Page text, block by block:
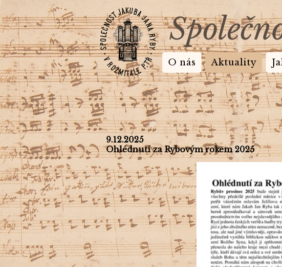
O nás Aktuality
9.12.2025
Ohlédnutí za Rybovým rokem 2025